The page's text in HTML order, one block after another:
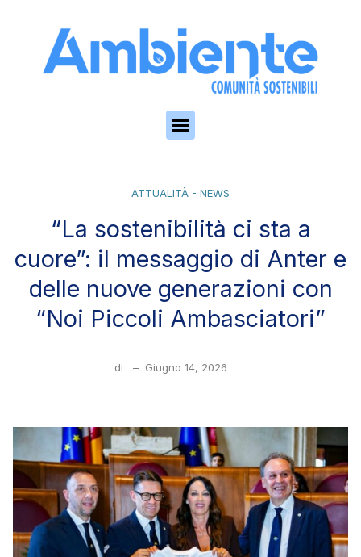
ATTUALITÀ - NEWS
“La sostenibilità ci sta a
cuore”: il messaggio di Anter e
delle nuove generazioni con
“Noi Piccoli Ambasciatori”
di – Giugno 14, 2026